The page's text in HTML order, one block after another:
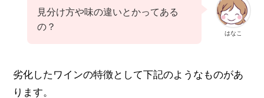
はなこ
見分け方や味の違いとかってある
の？
劣化したワインの特徴として下記のようなものがあ
ります。